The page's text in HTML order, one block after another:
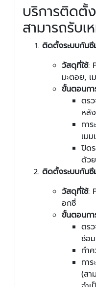
บริการติดตั้
สามารถรับเ
ติดตั้งระบบกัน
วัสดุที่ใช้:
มะตอย, เ
ขั้นตอนก
ตร
หลั
ทา
เม
ปิด
ด้ว
ติดตั้งระบบกัน
วัสดุที่ใช้:
อกซี่
ขั้นตอนก
ตร
ซ่อ
ทำ
ทา
(สา